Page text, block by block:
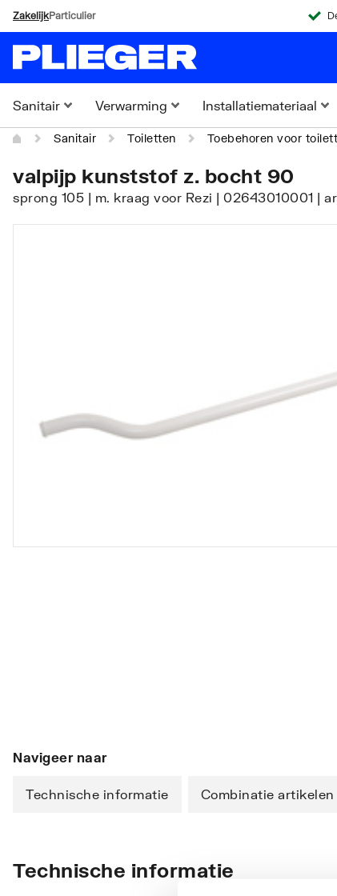
ZakelijkParticulier
Sanitair Verwarming Installatiemateriaal
Sanitair Toiletten Toebehoren voor
valpijp kunststof z. bocht 90
sprong 105 | m. kraag voor Rezi | 02643010001 |
Navigeer naar
Technische informatie Combinatie artikelen
Technische informatie